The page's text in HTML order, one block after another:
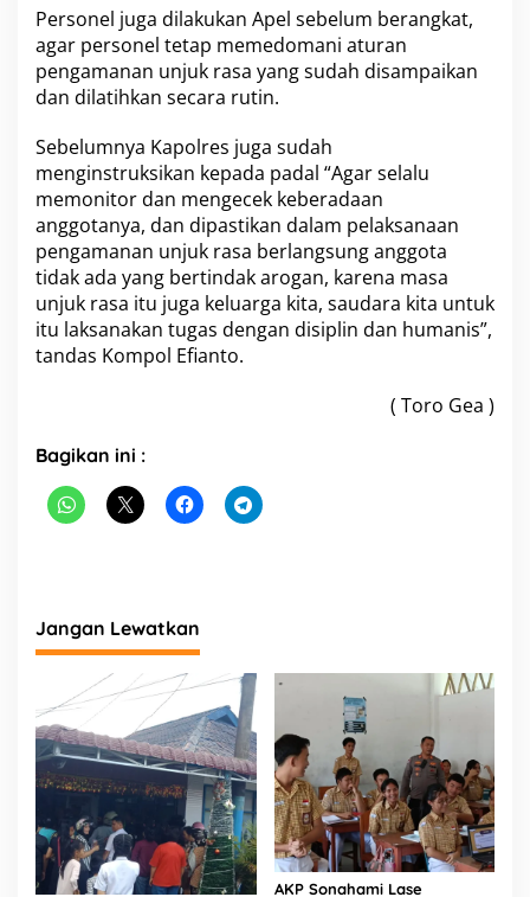
S
a
n
t
u
Personel juga dilakukan Apel sebelum berangkat,
agar personel tetap memedomani aturan
pengamanan unjuk rasa yang sudah disampaikan
dan dilatihkan secara rutin.
Sebelumnya Kapolres juga sudah
menginstruksikan kepada padal “Agar selalu
memonitor dan mengecek keberadaan
anggotanya, dan dipastikan dalam pelaksanaan
pengamanan unjuk rasa berlangsung anggota
tidak ada yang bertindak arogan, karena masa
unjuk rasa itu juga keluarga kita, saudara kita untuk
itu laksanakan tugas dengan disiplin dan humanis”,
tandas Kompol Efianto.
( Toro Gea )
Bagikan ini :
Jangan Lewatkan
AKP Sonahami Lase